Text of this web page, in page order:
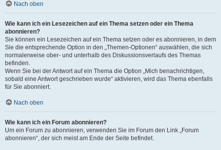
Nach oben
Wie kann ich ein Lesezeichen auf ein Thema setzen oder ein Thema
abonnieren?
Sie können ein Lesezeichen auf ein Thema setzen oder es abonnieren, in dem
Sie die entsprechende Option in den „Themen-Optionen“ auswählen, die sich
normalerweise ober- und unterhalb des Diskussionsverlaufs des Themas
befinden.
Wenn Sie bei der Antwort auf ein Thema die Option „Mich benachrichtigen,
sobald eine Antwort geschrieben wurde“ aktivieren, wird das Thema ebenfalls
für Sie abonniert.
Nach oben
Wie kann ich ein Forum abonnieren?
Um ein Forum zu abonnieren, verwenden Sie im Forum den Link „Forum
abonnieren“, der sich meist am Ende der Seite befindet.